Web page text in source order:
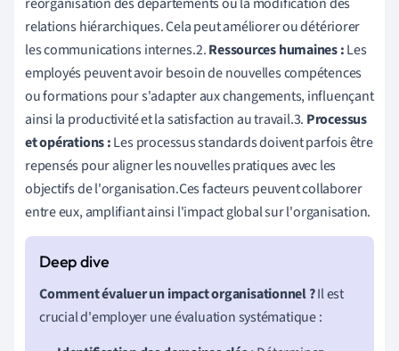
relations hiérarchiques. Cela peut améliorer ou détériorer
les communications internes.2.Ressources humaines :Les
employés peuvent avoir besoin de nouvelles compétences
ou formations pour s'adapter aux changements, influençant
ainsi la productivité et la satisfaction au travail.3. Processus
et opérations :Les processus standards doivent parfois être
repensés pour aligner les nouvelles pratiques avec les
objectifs de l'organisation.Ces facteurs peuvent collaborer
entre eux, amplifiant ainsi l'impact global sur l'organisation.
Comment évaluer un impact organisationnel ?Il est
crucial d'employer une évaluation systématique :